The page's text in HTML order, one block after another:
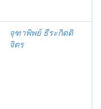
จุฑาพิพย์ ธีระกิตติ
จิตร